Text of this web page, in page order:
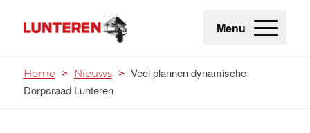
Menu
Home > Nieuws > Veel plannen dynamische
Dorpsraad Lunteren